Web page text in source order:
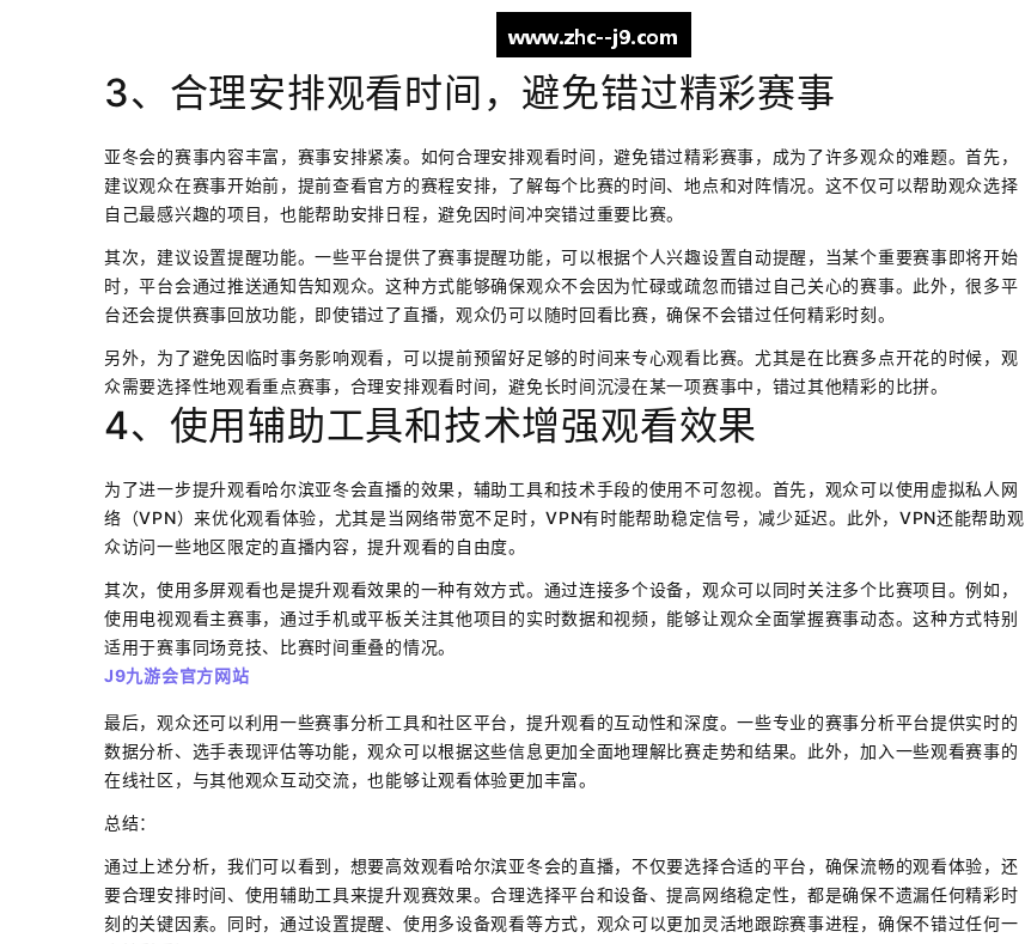
3、合理安排观看时间，避免错过精彩赛事
亚冬会的赛事内容丰富，赛事安排紧凑。如何合理安排观看时间，避免错过精彩赛事，成为了许多观众的难题。首先，
建议观众在赛事开始前，提前查看官方的赛程安排，了解每个比赛的时间、地点和对阵情况。这不仅可以帮助观众选择
自己最感兴趣的项目，也能帮助安排日程，避免因时间冲突错过重要比赛。
其次，建议设置提醒功能。一些平台提供了赛事提醒功能，可以根据个人兴趣设置自动提醒，当某个重要赛事即将开始
时，平台会通过推送通知告知观众。这种方式能够确保观众不会因为忙碌或疏忽而错过自己关心的赛事。此外，很多平
台还会提供赛事回放功能，即使错过了直播，观众仍可以随时回看比赛，确保不会错过任何精彩时刻。
另外，为了避免因临时事务影响观看，可以提前预留好足够的时间来专心观看比赛。尤其是在比赛多点开花的时候，观
众需要选择性地观看重点赛事，合理安排观看时间，避免长时间沉浸在某一项赛事中，错过其他精彩的比拼。
4、使用辅助工具和技术增强观看效果
为了进一步提升观看哈尔滨亚冬会直播的效果，辅助工具和技术手段的使用不可忽视。首先，观众可以使用虚拟私人网
络（VPN）来优化观看体验，尤其是当网络带宽不足时，VPN有时能帮助稳定信号，减少延迟。此外，VPN还能帮助观
众访问一些地区限定的直播内容，提升观看的自由度。
其次，使用多屏观看也是提升观看效果的一种有效方式。通过连接多个设备，观众可以同时关注多个比赛项目。例如，
使用电视观看主赛事，通过手机或平板关注其他项目的实时数据和视频，能够让观众全面掌握赛事动态。这种方式特别
适用于赛事同场竞技、比赛时间重叠的情况。
J9九游会官方网站
最后，观众还可以利用一些赛事分析工具和社区平台，提升观看的互动性和深度。一些专业的赛事分析平台提供实时的
数据分析、选手表现评估等功能，观众可以根据这些信息更加全面地理解比赛走势和结果。此外，加入一些观看赛事的
在线社区，与其他观众互动交流，也能够让观看体验更加丰富。
总结：
通过上述分析，我们可以看到，想要高效观看哈尔滨亚冬会的直播，不仅要选择合适的平台，确保流畅的观看体验，还
要合理安排时间、使用辅助工具来提升观赛效果。合理选择平台和设备、提高网络稳定性，都是确保不遗漏任何精彩时
刻的关键因素。同时，通过设置提醒、使用多设备观看等方式，观众可以更加灵活地跟踪赛事进程，确保不错过任何一